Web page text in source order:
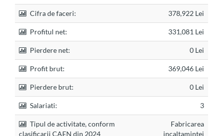
Cifra de faceri: 378,922 Lei
Profitul net: 331,081 Lei
Pierdere net: 0 Lei
Profit brut: 369,046 Lei
Pierdere brut: 0 Lei
Salariati: 3
Tipul de activitate, conform
clasificarii CAEN din 2024
Fabricarea
incaltamintei